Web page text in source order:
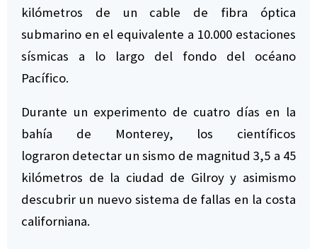
kilómetros de un cable de fibra óptica
submarino en el equivalente a 10.000 estaciones
sísmicas a lo largo del fondo del océano
Pacífico.
Durante un experimento de cuatro días en la
bahía de Monterey, los científicos
lograron detectar un sismo de magnitud 3,5 a 45
kilómetros de la ciudad de Gilroy y asimismo
descubrir un nuevo sistema de fallas en la costa
californiana.